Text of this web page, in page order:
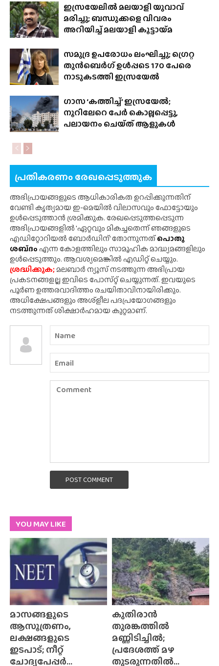
ഇസ്രയേലിൽ മലയാളി യുവാവ്
മരിച്ചു; ബന്ധുക്കളെ വിവരം
അറിയിച്ച് മലയാളി കൂട്ടായ്‌മ
സമുദ്ര ഉപരോധം ലംഘിച്ചു; ഗ്രെറ്റ
തുൻബെർഗ് ഉൾപ്പടെ 170 പേരെ
നാടുകടത്തി ഇസ്രയേൽ
ഗാസ ‘കത്തിച്ച്’ ഇസ്രയേൽ;
നൂറിലേറെ പേർ കൊല്ലപ്പെട്ടു,
പലായനം ചെയ്‌ത് ആളുകൾ
പ്രതികരണം രേഖപ്പെടുത്തുക
അഭിപ്രായങ്ങളുടെ ആധികാരികത ഉറപ്പിക്കുന്നതിന്
വേണ്ടി കൃത്യമായ ഇ-മെയിൽ വിലാസവും ഫോട്ടോയും
ഉൾപ്പെടുത്താൻ ശ്രമിക്കുക. രേഖപ്പെടുത്തപ്പെടുന്ന
അഭിപ്രായങ്ങളിൽ 'ഏറ്റവും മികച്ചതെന്ന് ഞങ്ങളുടെ
എഡിറ്റോറിയൽ ബോർഡിന്' തോന്നുന്നത്പൊതു
ശബ്‌ദംഎന്ന കോളത്തിലും സാമൂഹിക മാദ്ധ്യമങ്ങളിലും
ഉൾപ്പെടുത്തും. ആവശ്യമെങ്കിൽ എഡിറ്റ് ചെയ്യും.
ശ്രദ്ധിക്കുക;മലബാർ ന്യൂസ് നടത്തുന്ന അഭിപ്രായ
പ്രകടനങ്ങളല്ല ഇവിടെ പോസ്‌റ്റ് ചെയ്യുന്നത്. ഇവയുടെ
പൂർണ ഉത്തരവാദിത്തം രചയിതാവിനായിരിക്കും.
അധിക്ഷേപങ്ങളും അശ്‌ളീല പദപ്രയോഗങ്ങളും
നടത്തുന്നത് ശിക്ഷാർഹമായ കുറ്റമാണ്.
POST COMMENT
YOU MAY LIKE
മാസങ്ങളുടെ
ആസൂത്രണം,
ലക്ഷങ്ങളുടെ
ഇടപാട്; നീറ്റ്
ചോദ്യപേപ്പർ...
കുതിരാൻ
തുരങ്കത്തിൽ
മണ്ണിടിച്ചിൽ;
പ്രദേശത്ത് മഴ
തുടരുന്നതിൽ...